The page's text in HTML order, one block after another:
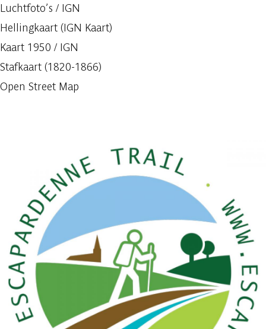
Luchtfoto’s / IGN
Hellingkaart (IGN Kaart)
Kaart 1950 / IGN
Stafkaart (1820-1866)
Open Street Map